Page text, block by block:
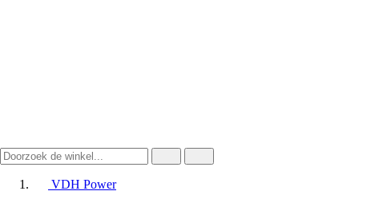
VDH Power